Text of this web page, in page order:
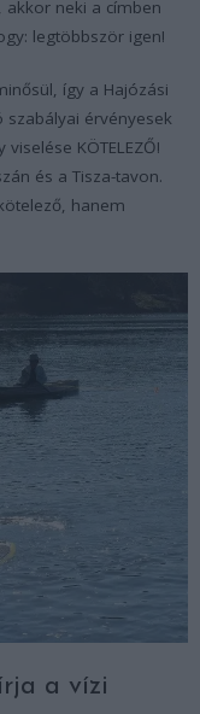
neki a címben
legtöbbször igen!
így a Hajózási
érvényesek
KÖTELEZŐ!
és a Tisza-tavon.
hanem
a vízi